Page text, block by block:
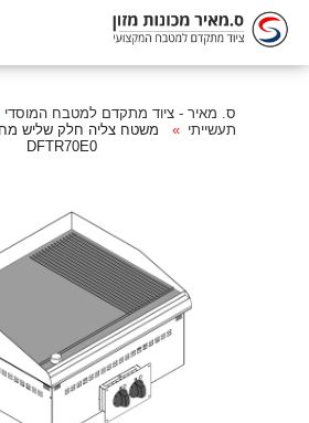
ס. מאיר - ציוד מתקדם למטבח המוסדי
תעשייתי
DFTR70E0